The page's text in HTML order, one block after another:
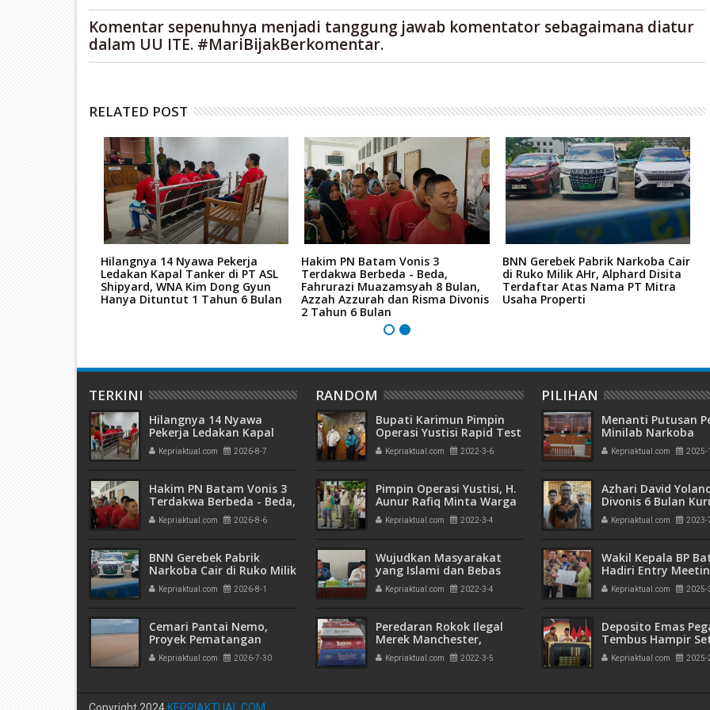
Komentar sepenuhnya menjadi tanggung jawab komentator sebagaimana diatur
dalam UU ITE. #MariBijakBerkomentar.
RELATED POST
Hilangnya 14 Nyawa Pekerja
Ledakan Kapal Tanker di PT ASL
Shipyard, WNA Kim Dong Gyun
Hanya Dituntut 1 Tahun 6 Bulan
Hakim PN Batam Vonis 3
Terdakwa Berbeda - Beda,
Fahrurazi Muazamsyah 8 Bulan,
Azzah Azzurah dan Risma Divonis
2 Tahun 6 Bulan
BNN Gerebek Pabrik Narkoba Cair
di Ruko Milik AHr, Alphard Disita
Terdaftar Atas Nama PT Mitra
Usaha Properti
TERKINI
Hilangnya 14 Nyawa
Pekerja Ledakan Kapal
Tanker di PT ASL Shipyard,
WNA Kim Dong Gyun
Bulan
Kepriaktual.com 2026-8-7
Hakim PN Batam Vonis 3
Terdakwa Berbeda - Beda,
Fahrurazi Muazamsyah 8
Bulan, Azzah Azzurah dan
Bulan
Kepriaktual.com 2026-8-6
BNN Gerebek Pabrik
Narkoba Cair di Ruko Milik
AHr, Alphard Disita
Terdaftar Atas Nama PT
Kepriaktual.com 2026-8-1
Cemari Pantai Nemo,
Proyek Pematangan
Lahan Teluk Mata Ikan
Diduga Tidak Kantongi
Kepriaktual.com 2026-7-30
RANDOM
Bupati Karimun Pimpin
Operasi Yustisi Rapid Test
Antigen di Sejumlah THM
Kepriaktual.com 2022-3-6
Pimpin Operasi Yustisi, H.
Aunur Rafiq Minta Warga
Karimun Patuhi Prokes
Kepriaktual.com 2022-3-4
Wujudkan Masyarakat
yang Islami dan Bebas
dari Narkoba, Wakil
Bupati Galus Buka
Kepriaktual.com 2022-3-4
Peredaran Rokok Ilegal
Merek Manchester,
Ombudsman Sarankan BC
Batam Jalin Kerjasama
Kepriaktual.com 2022-3-5
PILIHAN
Menanti Putusan
Minilab Narkoba
Terdakwa Touzen
"Loloskah dari
Kepriaktual.com 2025-
Azhari David
Divonis 6 Bulan
dan Rehabilitasi 10
Kepriaktual.com 2023-
Wakil Kepala BP
Hadiri Entry
Komitmen
Pengelolaan
Akuntabel
Kepriaktual.com 2025-
Deposito Emas
Tembus Hampir
Ton, Sehari Setelah
Presiden Resmikan
Kepriaktual.com 2025-